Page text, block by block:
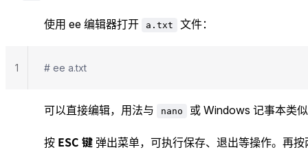
使用 ee 编辑器打开 a.txt 文件：
# ee a.txt
1
可以直接编辑，用法与 nano 或 Windows 记事本类
按 ESC 键 弹出菜单，可执行保存、退出等操作。再按